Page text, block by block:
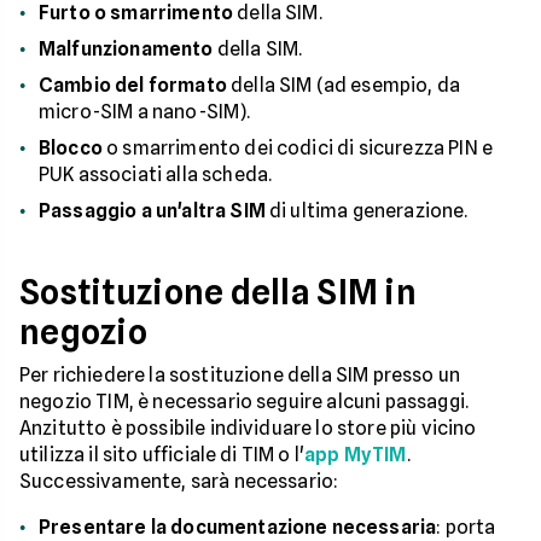
Furto o smarrimento della SIM.
Malfunzionamento della SIM.
Cambio del formatodella SIM (ad esempio, da
micro-SIM a nano-SIM).
Bloccoo smarrimento dei codici di sicurezza PIN e
PUK associati alla scheda.
Passaggio a un'altra SIM di ultima generazione.
Sostituzione della SIM in
negozio
Per richiedere la sostituzione della SIM presso un
negozio TIM, è necessario seguire alcuni passaggi.
Anzitutto è possibile individuare lo store più vicino
utilizza il sito ufficiale di TIM o l'app MyTIM.
Successivamente, sarà necessario:
Presentare la documentazione necessaria: porta